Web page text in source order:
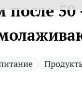
50